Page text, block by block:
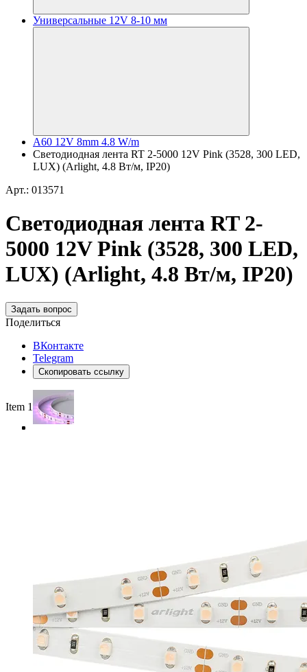
Универсальные 12V 8-10 мм
A60 12V 8mm 4.8 W/m
Светодиодная лента RT 2-5000 12V Pink (3528, 300 LED,
LUX) (Arlight, 4.8 Вт/м, IP20)
Арт.: 013571
Светодиодная лента RT 2-
5000 12V Pink (3528, 300 LED,
LUX) (Arlight, 4.8 Вт/м, IP20)
Задать вопрос
Поделиться
ВКонтакте
Telegram
Скопировать ссылку
Item 1 of 4